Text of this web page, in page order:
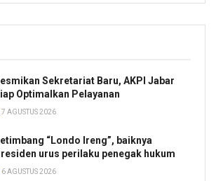
Sekretariat Baru, AKPI Jabar
Optimalkan Pelayanan
7 AGUSTUS 2026
“Londo Ireng”, baiknya
urus perilaku penegak hukum
6 AGUSTUS 2026